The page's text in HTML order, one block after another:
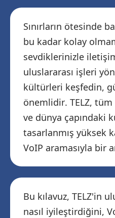
Sınırların ötesinde
bu kadar kolay
sevdiklerinizle
uluslararası işleri
kültürleri keşfedin,
önemlidir. TELZ, tüm
ve dünya çapındaki
tasarlanmış yüksek
VoIP aramasıyla bir
Bu kılavuz, TELZ'in
nasıl iyileştirdiğini,